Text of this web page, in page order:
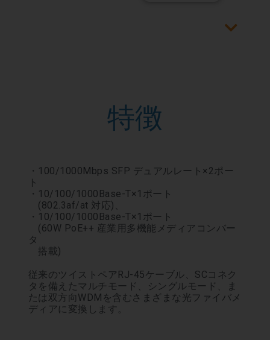
特徴
・100/1000Mbps SFP デュアルレート×2ポー
ト
・10/100/1000Base-T×1ポート
(802.3af/at 対応)、
・10/100/1000Base-T×1ポート
(60W PoE++ 産業用多機能メディアコンバー
タ
搭載)
従来のツイストペアRJ-45ケーブル、SCコネク
タを備えたマルチモード、シングルモード、ま
たは双方向WDMを含むさまざまな光ファイバメ
ディアに変換します。